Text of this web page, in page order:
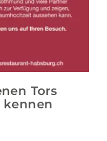
Tors
kennen